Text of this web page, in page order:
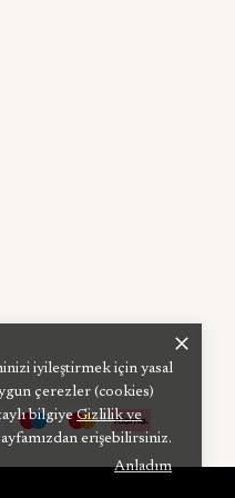
iyileştirmek için yasal
çerezler (cookies)
bilgiyeGizlilik ve
erişebilirsiniz.
Anladım